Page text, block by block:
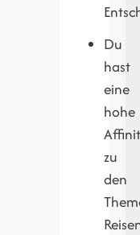
Du
hast
eine
hohe
zu
den